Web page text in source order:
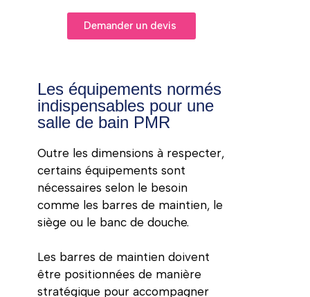
Demander un devis
Les équipements normés
indispensables pour une
salle de bain PMR
Outre les dimensions à respecter,
certains équipements sont
nécessaires selon le besoin
comme les barres de maintien, le
siège ou le banc de douche.
Les barres de maintien doivent
être positionnées de manière
stratégique pour accompagner